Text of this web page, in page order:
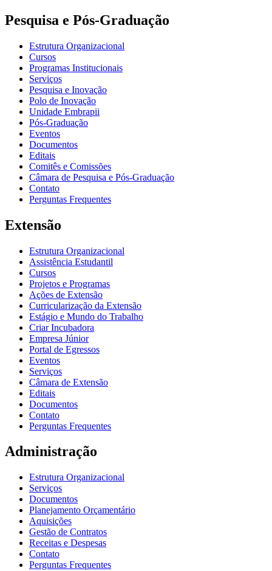
Pesquisa e Pós-Graduação
Estrutura Organizacional
Cursos
Programas Institucionais
Serviços
Pesquisa e Inovação
Polo de Inovação
Unidade Embrapii
Pós-Graduação
Eventos
Documentos
Editais
Comitês e Comissões
Câmara de Pesquisa e Pós-Graduação
Contato
Perguntas Frequentes
Extensão
Estrutura Organizacional
Assistência Estudantil
Cursos
Projetos e Programas
Ações de Extensão
Curricularização da Extensão
Estágio e Mundo do Trabalho
Criar Incubadora
Empresa Júnior
Portal de Egressos
Eventos
Serviços
Câmara de Extensão
Editais
Documentos
Contato
Perguntas Frequentes
Administração
Estrutura Organizacional
Serviços
Documentos
Planejamento Orçamentário
Aquisições
Gestão de Contratos
Receitas e Despesas
Contato
Perguntas Frequentes